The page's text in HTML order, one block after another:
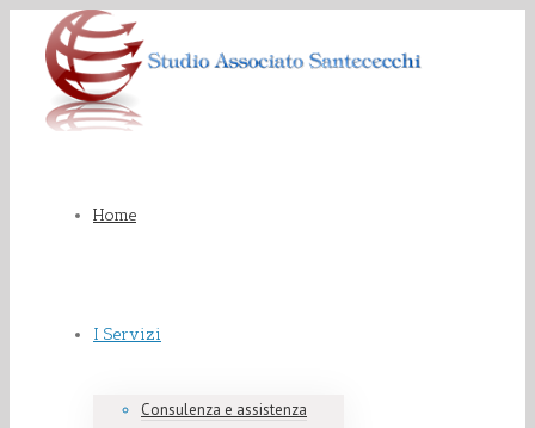
Home
I Servizi
Consulenza e assistenza